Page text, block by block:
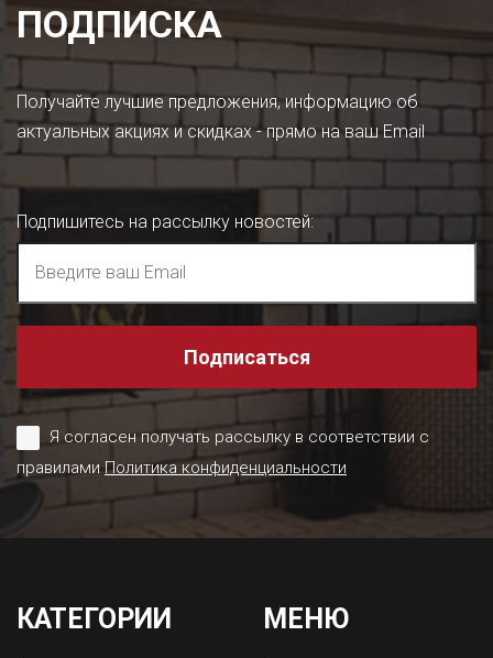
ПОДПИСКА
Получайте лучшие предложения, информацию об
актуальных акциях и скидках - прямо на ваш Email
Подпишитесь на рассылку новостей:
Подписаться
Я согласен получать рассылку в соответствии с
правиламиПолитика конфиденциальности
КАТЕГОРИИ МЕНЮ